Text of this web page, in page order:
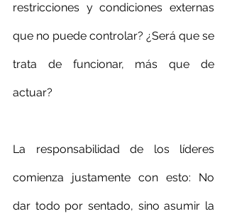
restricciones y condiciones externas
que no puede controlar? ¿Será que se
trata de funcionar, más que de
actuar?
La responsabilidad de los líderes
comienza justamente con esto: No
dar todo por sentado, sino asumir la